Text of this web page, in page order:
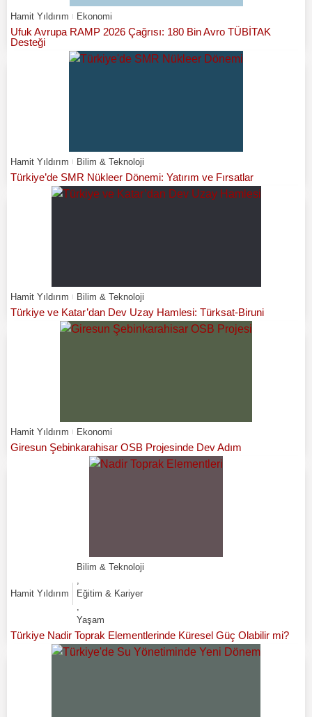
Hamit Yıldırım Ekonomi
Ufuk Avrupa RAMP 2026 Çağrısı: 180 Bin Avro TÜBİTAK
Desteği
Hamit Yıldırım Bilim & Teknoloji
Türkiye’de SMR Nükleer Dönemi: Yatırım ve Fırsatlar
Hamit Yıldırım Bilim & Teknoloji
Türkiye ve Katar’dan Dev Uzay Hamlesi: Türksat-Biruni
Hamit Yıldırım Ekonomi
Giresun Şebinkarahisar OSB Projesinde Dev Adım
Hamit Yıldırım
Bilim & Teknoloji
,
Eğitim & Kariyer
,
Yaşam
Türkiye Nadir Toprak Elementlerinde Küresel Güç Olabilir mi?